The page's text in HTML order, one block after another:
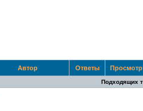
Автор Ответы
Подходящих